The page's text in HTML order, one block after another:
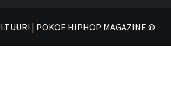
| POKOE HIPHOP MAGAZINE ©